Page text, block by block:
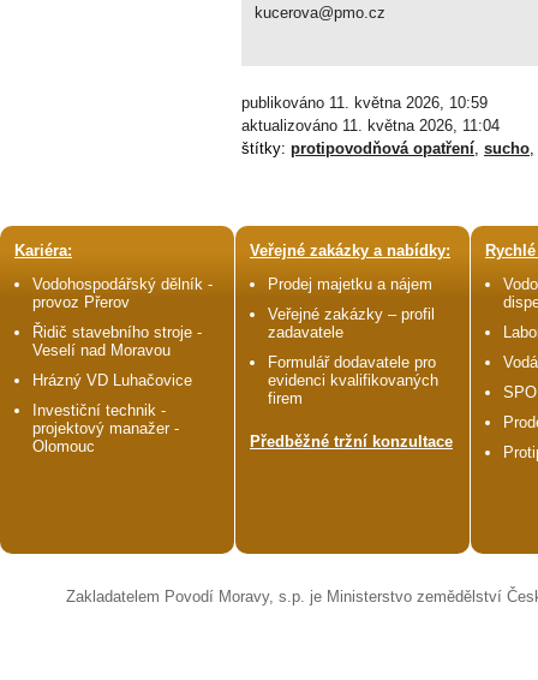
kucerova@pmo.cz
publikováno 11. května 2026, 10:59
aktualizováno 11. května 2026, 11:04
štítky: protipovodňová opatření, sucho,
Kariéra:
Vodohospodářský dělník -
provoz Přerov
Řidič stavebního stroje -
Veselí nad Moravou
Hrázný VD Luhačovice
Investiční technik -
projektový manažer -
Olomouc
Veřejné zakázky a nabídky:
Prodej majetku a nájem
Veřejné zakázky – profil
zadavatele
Formulář dodavatele pro
evidenci kvalifikovaných
firem
Předběžné tržní konzultace
Zakladatelem Povodí Moravy, s.p. je Ministerstvo zemědělství